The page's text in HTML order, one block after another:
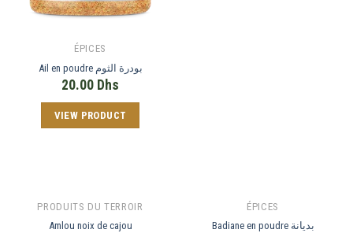
ÉPICES
Ail en poudre بودرة الثوم
20.00 Dhs
VIEW PRODUCT
PRODUITS DU TERROIR
Amlou noix de cajou
ÉPICES
Badiane en poudre بديانة